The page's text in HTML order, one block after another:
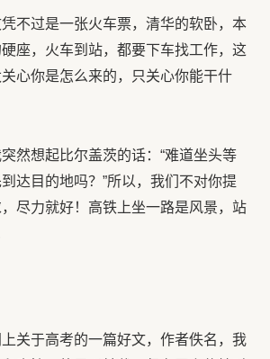
不过是一张火车票，清华的软卧，本
座，火车到站，都要下车找工作，这
心你是怎么来的，只关心你能干什
然想起比尔盖茨的话：“难道坐头等
达目的地吗？”所以，我们不对你提
尽力就好！高铁上坐一路是风景，站
关于高考的一篇好文，作者佚名，我